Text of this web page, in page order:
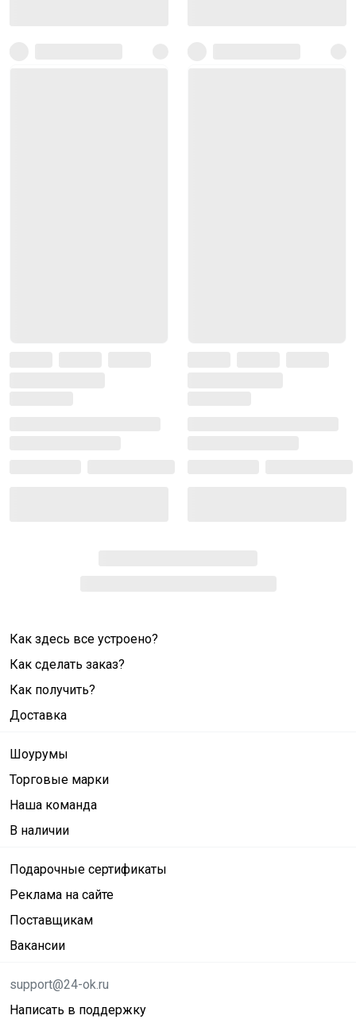
Как здесь все устроено?
Как сделать заказ?
Как получить?
Доставка
Шоурумы
Торговые марки
Наша команда
В наличии
Подарочные сертификаты
Реклама на сайте
Поставщикам
Вакансии
support@24-ok.ru
Написать в поддержку